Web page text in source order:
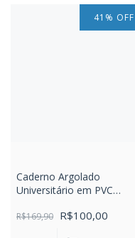
41 % OFF
Caderno Argolado
Universitário em PVC
DivertidaMente 2 -
R$169,90 R$100,00